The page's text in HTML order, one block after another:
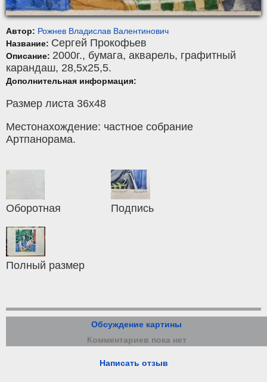
Автор: Рожнев Владислав Валентинович
Название: Сергей Прокофьев
Описание: 2000г., бумага, акварель, графитный
карандаш, 28,5x25,5.
Дополнительная информация:
Размер листа 36х48
Местонахождение: частное собрание
Артпанорама.
Оборотная Подпись
Полный размер
Обсуждение картины
Комментариев пока нет
Написать отзыв